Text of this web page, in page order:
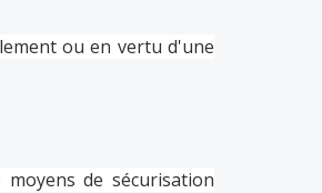
ou en vertu d'une
de sécurisation